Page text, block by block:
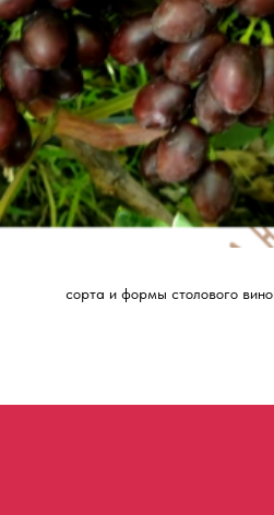
сорта и формы столового